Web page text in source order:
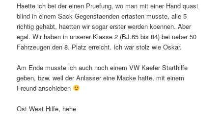
Haette ich bei der einen Pruefung, wo man mit einer Hand quasi
blind in einem Sack Gegenstaenden ertasten musste, alle 5
richtig gehabt, haetten wir sogar erster werden koennen. Aber
egal. Wir haben in unserer Klasse 2 (BJ.65 bis 84) bei ueber 50
Fahrzeugen den 8. Platz erreicht. Ich war stolz wie Oskar.
Am Ende musste ich auch noch einem VW Kaefer Starthilfe
geben, bzw. weil der Anlasser eine Macke hatte, mit einem
Freund anschieben
Ost West Hilfe, hehe